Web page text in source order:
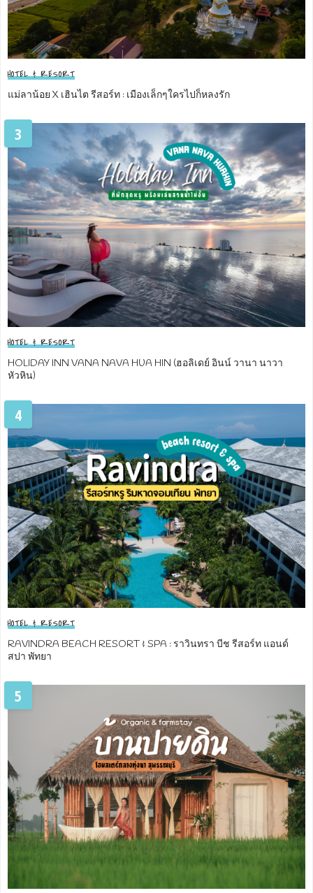
HOTEL & RESORT
แม่ลาน้อย X เฮินไต รีสอร์ท : เมืองเล็กๆใครไปก็หลงรัก
3
HOTEL & RESORT
HOLIDAY INN VANA NAVA HUA HIN (ฮอลิเดย์ อินน์ วานา นาวา
หัวหิน)
4
HOTEL & RESORT
RAVINDRA BEACH RESORT & SPA : ราวินทรา บีช รีสอร์ท แอนด์
สปา พัทยา
5